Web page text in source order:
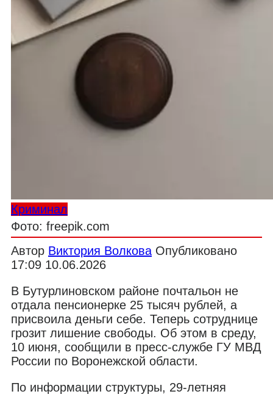
Криминал
Фото: freepik.com
Автор Виктория Волкова Опубликовано
17:09 10.06.2026
В Бутурлиновском районе почтальон не
отдала пенсионерке 25 тысяч рублей, а
присвоила деньги себе. Теперь сотруднице
грозит лишение свободы. Об этом в среду,
10 июня, сообщили в пресс-службе ГУ МВД
России по Воронежской области.
По информации структуры, 29-летняя